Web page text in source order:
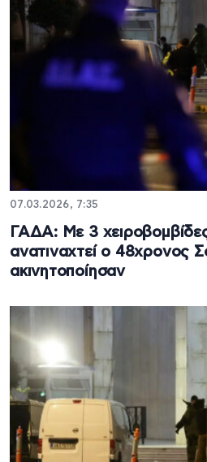
07.03.2026, 7:35
ΓΑΔΑ: Με 3
ανατιναχτεί ο 48χρονος
ακινητοποίησαν